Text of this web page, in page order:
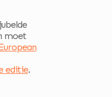
moet
editie.